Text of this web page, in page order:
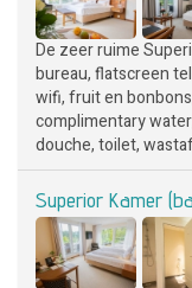
De zeer ruime
bureau, flatscreen
wifi, fruit en
complimentary
douche, toilet,
Superior Kamer